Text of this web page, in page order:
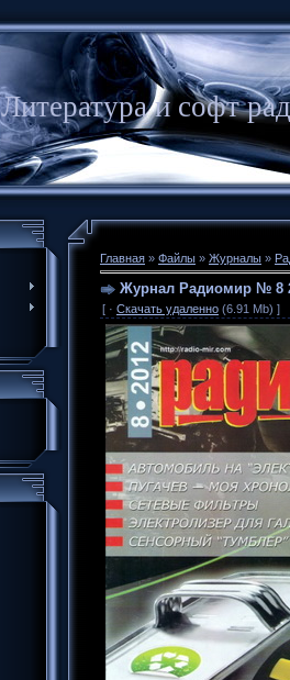
Литература и софт
Главная » Файлы » Журналы »
Журнал Радиомир № 8
[ · Скачать удаленно (6.91 Mb) ]